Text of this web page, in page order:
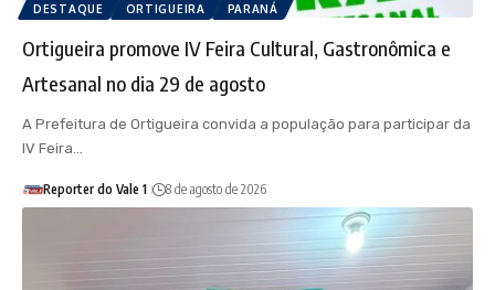
DESTAQUE ORTIGUEIRA PARANÁ
Ortigueira promove IV Feira Cultural, Gastronômica e
Artesanal no dia 29 de agosto
A Prefeitura de Ortigueira convida a população para participar da
IV Feira…
Reporter do Vale 1 8 de agosto de 2026